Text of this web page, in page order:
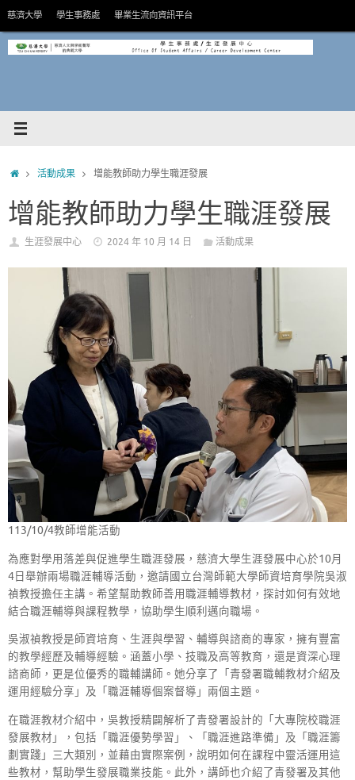
Skip
content
慈濟大學 學生事務處 畢業生流向資訊平台
HOME活動成果 增能教師助力學生職涯發展
增能教師助力學生職涯發展
生涯發展中心 2024 年 10 月 14 日 活動成果
113/10/4教師增能活動
為應對學用落差與促進學生職涯發展，慈濟大學生涯發展中心於10月
4日舉辦兩場職涯輔導活動，邀請國立台灣師範大學師資培育學院吳淑
禎教授擔任主講。希望幫助教師善用職涯輔導教材，探討如何有效地
結合職涯輔導與課程教學，協助學生順利邁向職場。
吳淑禎教授是師資培育、生涯與學習、輔導與諮商的專家，擁有豐富
的教學經歷及輔導經驗。涵蓋小學、技職及高等教育，還是資深心理
諮商師，更是位優秀的職輔講師。她分享了「青發署職輔教材介紹及
運用經驗分享」及「職涯輔導個案督導」兩個主題。
在職涯教材介紹中，吳教授精闢解析了青發署設計的「大專院校職涯
發展教材」，包括「職涯優勢學習」、「職涯進路準備」及「職涯籌
劃實踐」三大類別，並藉由實際案例，說明如何在課程中靈活運用這
些教材，幫助學生發展職業技能。此外，講師也介紹了青發署及其他